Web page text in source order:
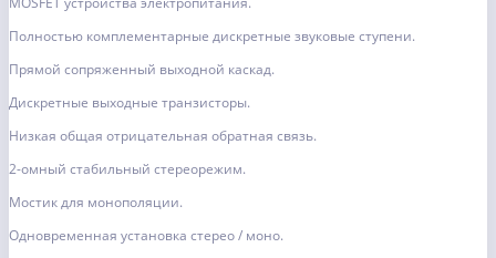
Полностью комплементарные дискретные звуковые ступени.
Прямой сопряженный выходной каскад.
Дискретные выходные транзисторы.
Низкая общая отрицательная обратная связь.
2-омный стабильный стереорежим.
Мостик для монополяции.
Одновременная установка стерео / моно.